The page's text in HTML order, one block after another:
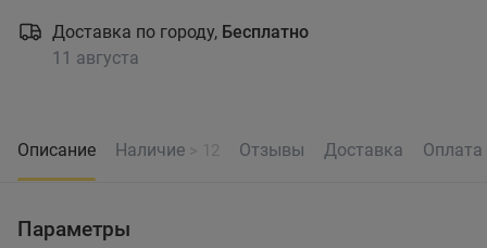
Доставка по городу, Бесплатно
11 августа
Описание Наличие > 12 Отзывы Доставка Оплата
Параметры